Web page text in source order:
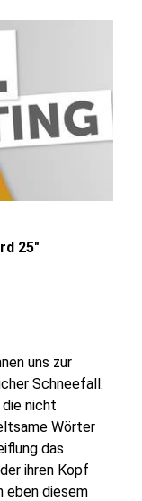
25"
uns zur
Schneefall.
nicht
Wörter
das
ihren Kopf
eben diesem